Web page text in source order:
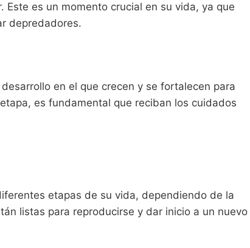
es un momento crucial en su vida, ya que
depredadores.
en el que crecen y se fortalecen para
es fundamental que reciban los cuidados
etapas de su vida, dependiendo de la
listas para reproducirse y dar inicio a un nuevo